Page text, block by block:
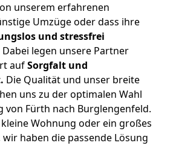
unserem erfahrenen
Umzüge oder dass ihre
und stressfrei
legen unsere Partner
aufSorgfalt und
Die Qualität und unser breite
uns zu der optimalen Wahl
von Fürth nach Burglengenfeld.
Wohnung oder ein großes
haben die passende Lösung